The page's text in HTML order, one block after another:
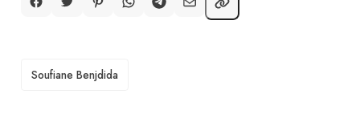
TAGS
Soufiane Benjdida